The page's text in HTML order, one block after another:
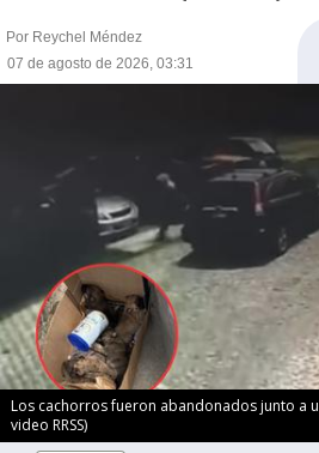
Por Reychel Méndez
07 de agosto de 2026, 03:31
Los cachorros fueron abandonados junto a
video RRSS)